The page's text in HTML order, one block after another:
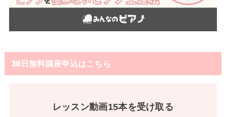
30日無料講座申込はこちら
レッスン動画15本を受け取る